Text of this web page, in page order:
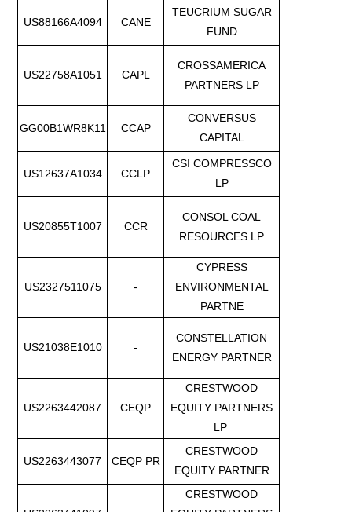
US88166A4094 CANE
TEUCRIUM SUGAR
FUND
US22758A1051 CAPL
CROSSAMERICA
PARTNERS LP
GG00B1WR8K11 CCAP
CONVERSUS
CAPITAL
US12637A1034 CCLP
CSI COMPRESSCO
LP
US20855T1007 CCR
CONSOL COAL
RESOURCES LP
US2327511075 -
CYPRESS
ENVIRONMENTAL
PARTNE
US21038E1010 -
CONSTELLATION
ENERGY PARTNER
US2263442087 CEQP
CRESTWOOD
EQUITY PARTNERS
LP
US2263443077 CEQP PR
CRESTWOOD
EQUITY PARTNER
CRESTWOOD